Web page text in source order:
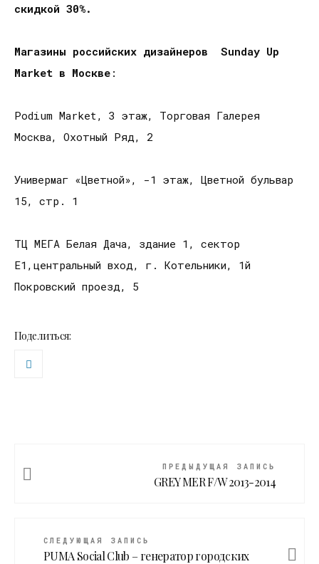
скидкой 30%.
Магазины российских дизайнеров Sunday Up
Market в Москве :
Podium Market, 3 этаж, Торговая Галерея
Москва, Охотный Ряд, 2
Универмаг «Цветной», -1 этаж, Цветной бульвар
15, стр. 1
ТЦ МЕГА Белая Дача, здание 1, сектор
E1,центральный вход, г. Котельники, 1й
Покровский проезд, 5
Поделиться:
ПРЕДЫДУЩАЯ ЗАПИСЬ
GREY MER F/W 2013-2014
СЛЕДУЮЩАЯ ЗАПИСЬ
PUMA Social Club – генератор городских